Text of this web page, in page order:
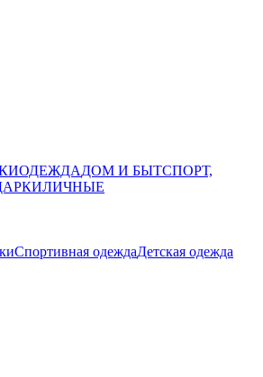
ОДЕЖДАДОМ И БЫТСПОРТ,
ЛИЧНЫЕ
Спортивная одеждаДетская одежда